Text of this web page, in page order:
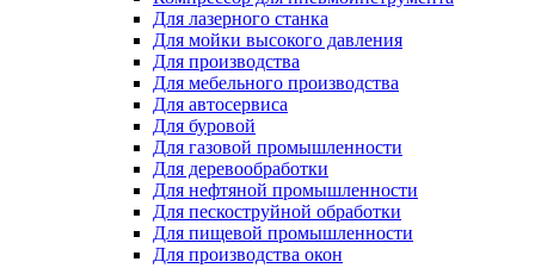
Для лазерного станка
Для мойки высокого давления
Для производства
Для мебельного производства
Для автосервиса
Для буровой
Для газовой промышленности
Для деревообработки
Для нефтяной промышленности
Для пескоструйной обработки
Для пищевой промышленности
Для производства окон